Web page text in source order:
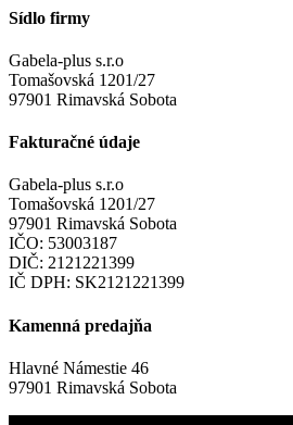
Sídlo firmy
Gabela-plus s.r.o
Tomašovská 1201/27
97901 Rimavská Sobota
Fakturačné údaje
Gabela-plus s.r.o
Tomašovská 1201/27
97901 Rimavská Sobota
IČO: 53003187
DIČ: 2121221399
IČ DPH: SK2121221399
Kamenná predajňa
Hlavné Námestie 46
97901 Rimavská Sobota